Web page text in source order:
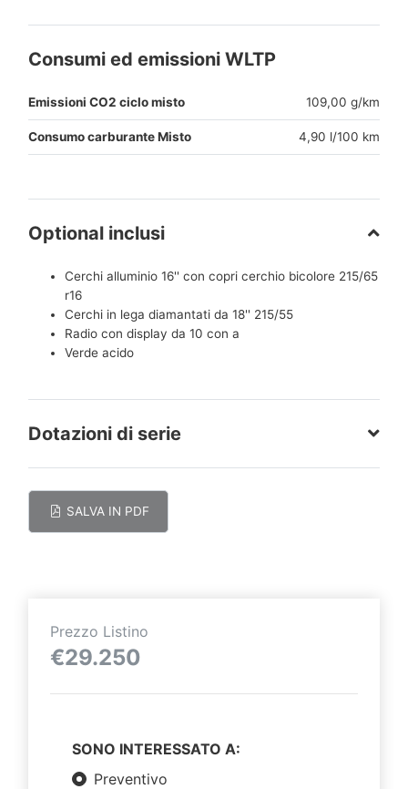
Consumi ed emissioni WLTP
Emissioni CO2 ciclo misto 109,00 g/km
Consumo carburante Misto 4,90 l/100 km
Optional inclusi
Cerchi alluminio 16'' con copri cerchio bicolore 215/65
r16
Cerchi in lega diamantati da 18'' 215/55
Radio con display da 10 con a
Verde acido
Dotazioni di serie
SALVA IN PDF
Prezzo Listino
€29.250
SONO INTERESSATO A:
Preventivo